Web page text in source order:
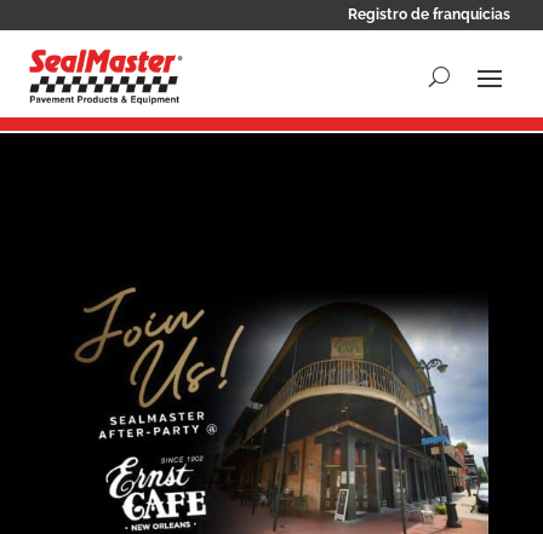
Registro de franquicias